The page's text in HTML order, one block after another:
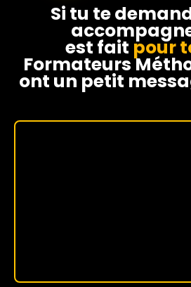
Si tu te
est fait pour
Formateurs
ont un petit